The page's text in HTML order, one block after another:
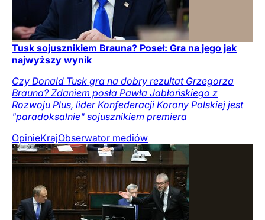
Tusk sojusznikiem Brauna? Poseł: Gra na jego jak
najwyższy wynik
Czy Donald Tusk gra na dobry rezultat Grzegorza
Brauna? Zdaniem posła Pawła Jabłońskiego z
Rozwoju Plus, lider Konfederacji Korony Polskiej jest
"paradoksalnie" sojusznikiem premiera
OpinieKrajObserwator mediów